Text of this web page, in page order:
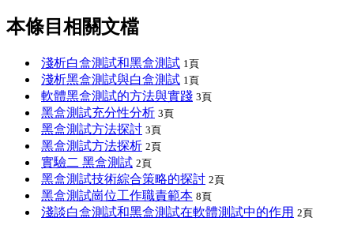
本條目相關文檔
淺析白盒測試和黑盒測試 1頁
淺析黑盒測試與白盒測試 1頁
軟體黑盒測試的方法與實踐 3頁
黑盒測試充分性分析 3頁
黑盒測試方法探討 3頁
黑盒測試方法探析 2頁
實驗二 黑盒測試 2頁
黑盒測試技術綜合策略的探討 2頁
黑盒測試崗位工作職責範本 8頁
淺談白盒測試和黑盒測試在軟體測試中的作用 2頁